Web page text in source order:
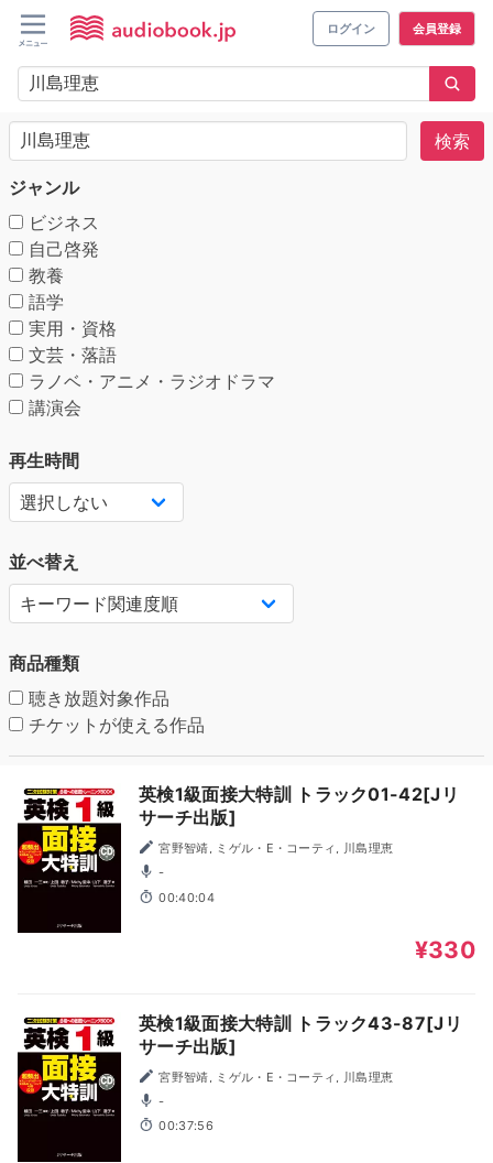
ログイン 会員登録
検索
ジャンル
ビジネス
自己啓発
教養
語学
実用・資格
文芸・落語
ラノベ・アニメ・ラジオドラマ
講演会
再生時間
並べ替え
商品種類
聴き放題対象作品
チケットが使える作品
英検1級面接大特訓 トラック01-42[Jリ
サーチ出版]
宮野智靖, ミゲル・E・コーティ, 川島理恵
-
00:40:04
¥330
英検1級面接大特訓 トラック43-87[Jリ
サーチ出版]
宮野智靖, ミゲル・E・コーティ, 川島理恵
-
00:37:56